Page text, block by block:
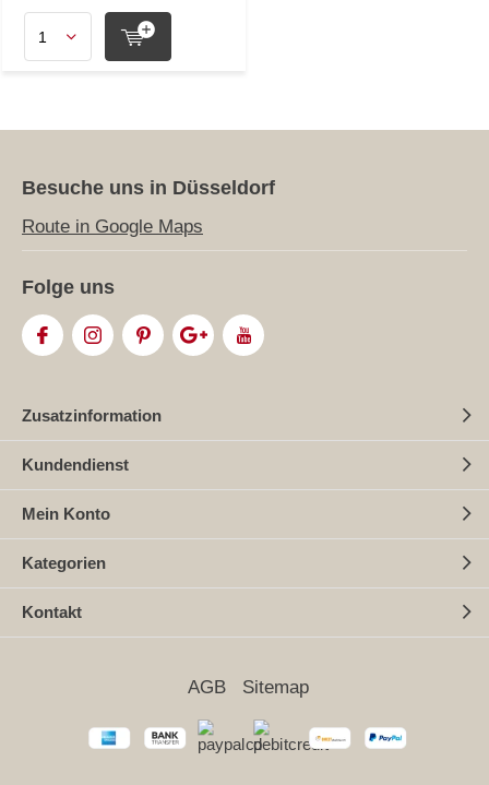
Besuche uns in Düsseldorf
Route in Google Maps
Folge uns
Zusatzinformation
Kundendienst
Mein Konto
Kategorien
Kontakt
AGB Sitemap